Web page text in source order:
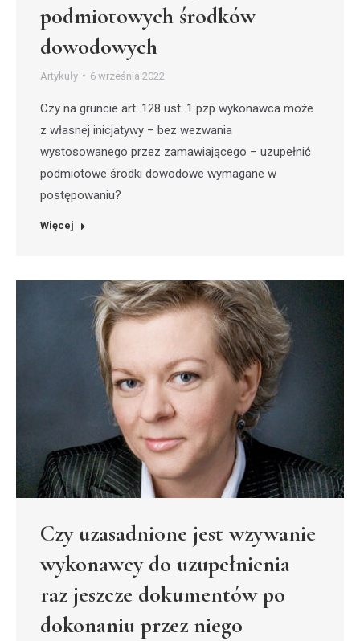
podmiotowych środków
dowodowych
Artykuły 6 września 2022
Czy na gruncie art. 128 ust. 1 pzp wykonawca może
z własnej inicjatywy – bez wezwania
wystosowanego przez zamawiającego – uzupełnić
podmiotowe środki dowodowe wymagane w
postępowaniu?
Więcej
Czy uzasadnione jest wzywanie
wykonawcy do uzupełnienia
raz jeszcze dokumentów po
dokonaniu przez niego